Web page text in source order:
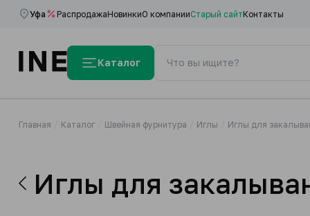
Уфа РаспродажаНовинкиО компанииСтарый сайтКонтакты
Каталог
Главная Каталог Швейная фурнитура Иглы Иглы для
Иглы для